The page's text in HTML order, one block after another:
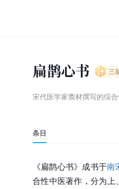
扁鹊心书 三
宋代医学家窦材撰写的综
条目
《扁鹊心书》成书于南
合性中医著作，分为